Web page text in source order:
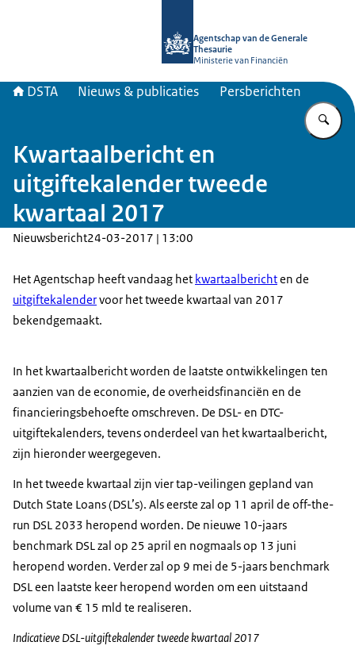
Agentschap van de Generale
Thesaurie
Ministerie van Financiën
DSTA Nieuws & publicaties Persberichten
Kwartaalbericht en
uitgiftekalender tweede
kwartaal 2017
Nieuwsbericht24-03-2017 | 13:00
Het Agentschap heeft vandaag het kwartaalberichten de
uitgiftekalendervoor het tweede kwartaal van 2017
bekendgemaakt.
In het kwartaalbericht worden de laatste ontwikkelingen ten
aanzien van de economie, de overheidsfinanciën en de
financieringsbehoefte omschreven. De DSL- en DTC-
uitgiftekalenders, tevens onderdeel van het kwartaalbericht,
zijn hieronder weergegeven.
In het tweede kwartaal zijn vier tap-veilingen gepland van
Dutch State Loans (DSL’s). Als eerste zal op 11 april de off-the-
run DSL 2033 heropend worden. De nieuwe 10-jaars
benchmark DSL zal op 25 april en nogmaals op 13 juni
heropend worden. Verder zal op 9 mei de 5-jaars benchmark
DSL een laatste keer heropend worden om een uitstaand
volume van € 15 mld te realiseren.
Indicatieve DSL-uitgiftekalender tweede kwartaal 2017